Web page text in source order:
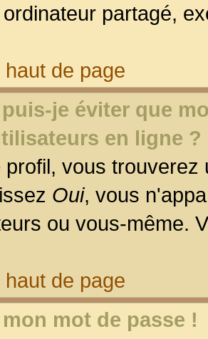
partagé,
de page
je éviter que
en ligne ?
profil, vous
Oui, vous
ou vous-même.
de page
mot de passe !